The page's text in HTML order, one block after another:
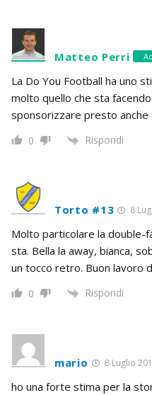
Matteo Perri
La Do You Football ha uno
molto quello che sta
sponsorizzare presto anche
0 Rispondi
Torto #13 8
Molto particolare la double-
sta. Bella la away, bianca,
un tocco retro. Buon lavoro
0 Rispondi
mario 8 Luglio
ho una forte stima per la